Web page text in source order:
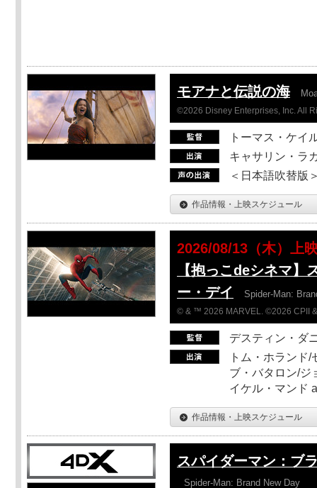
モアナと伝説の海
©2026 Disney Enterprises, Inc. All
トーマス・ケイ
キャサリン・ラ
＜日本語吹替版
作品情報・上映スケジュール
2026/08/13（木）上
【抱っこdeシネマ】
ー・デイ
Spider-Man:
© & ™ 2026 MARVEL. ©2026 CPII
デスティン・ダ
トム・ホランド
ブ・バタロン/ジ
イケル・マンド
作品情報・上映スケジュール
スパイダーマン：ブ
Spider-Man: Brand New Day